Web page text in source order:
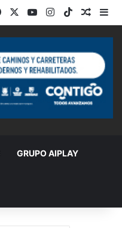
Facebook YouTubeInstagram
TikTok
GRUPO AIPLAY